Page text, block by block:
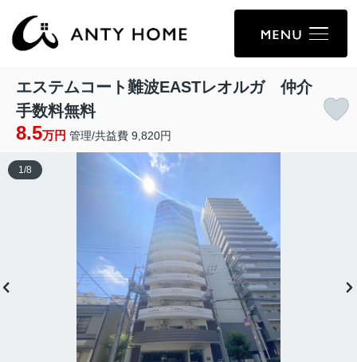
エステムコート難波EASTレオルガ 仲介
手数料無料
8.5万円 管理/共益費 9,820円
1 /8